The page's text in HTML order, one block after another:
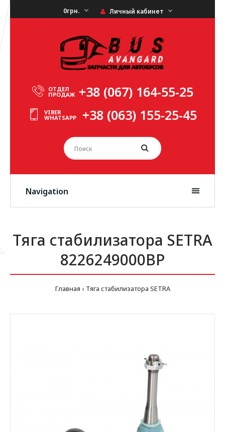
0грн. Личный кабинет
ОТДЕЛ
ПРОДАЖ +38 (067) 164-55-25
VIBER
WHATSAPP +38 (063) 155-25-45
Navigation
Тяга стабилизатора SETRA
8226249000BP
Главная Тяга стабилизатора SETRA